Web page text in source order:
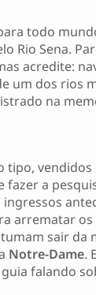
todo
Rio Sena.
acredite:
um dos rios
na
tipo, vendidos
fazer a
arrematar
sair da
Notre-Dame.
falando